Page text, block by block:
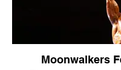
Moonwalkers